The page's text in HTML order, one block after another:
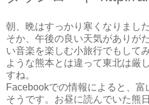
朝、晩はすっかり寒くなりまし
そか、午後の良い天気がありが
い音楽を楽しむ小旅行でもして
ような熊本とは違って東北は厳
すね。
Facebookでの情報によると、
そうです。お昼に読んでいた熊